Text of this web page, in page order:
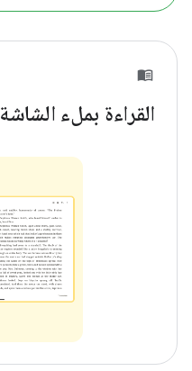
القراءة بملء الشاشة